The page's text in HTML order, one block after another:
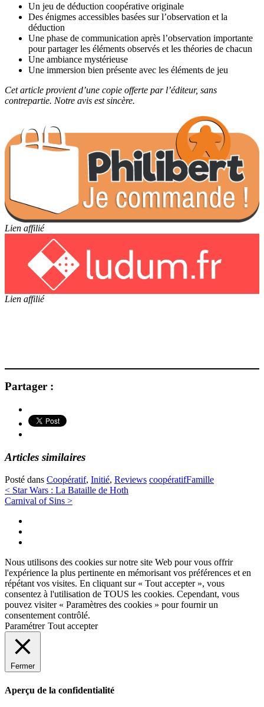
Un jeu de déduction coopérative originale
Des énigmes accessibles basées sur l’observation et la
déduction
Une phase de communication après l’observation importante
pour partager les éléments observés et les théories de chacun
Une ambiance mystérieuse
Une immersion bien présente avec les éléments de jeu
Cet article provient d’une copie offerte par l’éditeur, sans
contrepartie. Notre avis est sincère.
Lien affilié
Lien affilié
Partager :
Articles similaires
Posté dans Coopératif, Initié, Reviews coopératifFamille
Navigation
des
articles
< Star Wars : La Bataille de Hoth
Carnival of Sins >
Nous utilisons des cookies sur notre site Web pour vous offrir
l'expérience la plus pertinente en mémorisant vos préférences et en
répétant vos visites. En cliquant sur « Tout accepter », vous
consentez à l'utilisation de TOUS les cookies. Cependant, vous
pouvez visiter « Paramètres des cookies » pour fournir un
consentement contrôlé.
Paramétrer Tout accepter
Fermer
Aperçu de la confidentialité